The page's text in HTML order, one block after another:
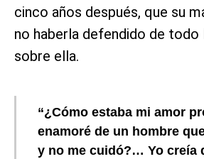
cinco años después, que su
no haberla defendido de todo
sobre ella.
“¿Cómo estaba mi amor
enamoré de un hombre
y no me cuidó?… Yo creía